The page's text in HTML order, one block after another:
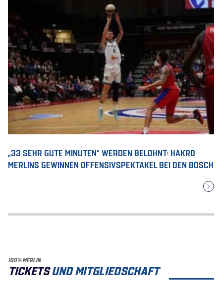
„33 SEHR GUTE MINUTEN“ WERDEN BELOHNT: HAKRO
MERLINS GEWINNEN OFFENSIVSPEKTAKEL BEI DEN BOSCH
100% MERLIN
TICKETSUND MITGLIEDSCHAFT